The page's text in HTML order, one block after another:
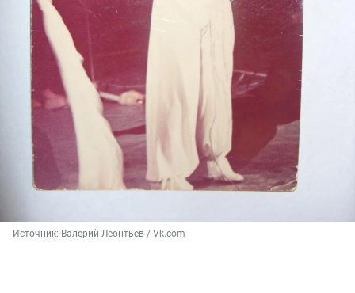
Источник: Валерий Леонтьев / Vk.com